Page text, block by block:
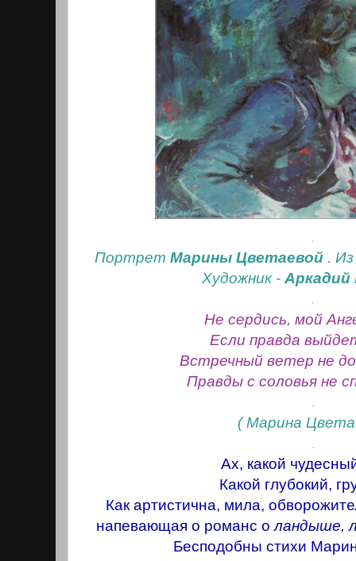
.
Портрет Марины Цветаевой .
Художник -Аркадий
.
Не сердись, мой
Если правда
Встречный ветер не
Правды с соловья не
.
( Марина
.
Ах, какой
Какой глубокий,
Как артистична, мила,
напевающая о романс оландыше,
Бесподобны стихи